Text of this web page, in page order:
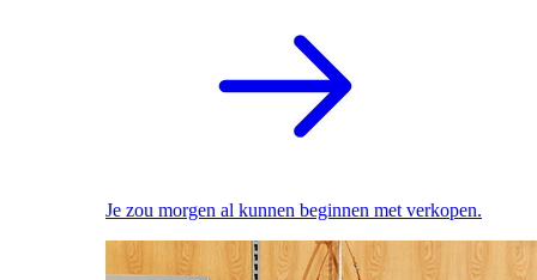
Je zou morgen al kunnen beginnen met verkopen.